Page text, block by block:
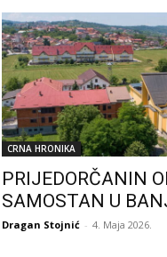
CRNA HRONIKA
PRIJEDORČANIN
SAMOSTAN U
Dragan Stojnić - 4. Maja 2026.